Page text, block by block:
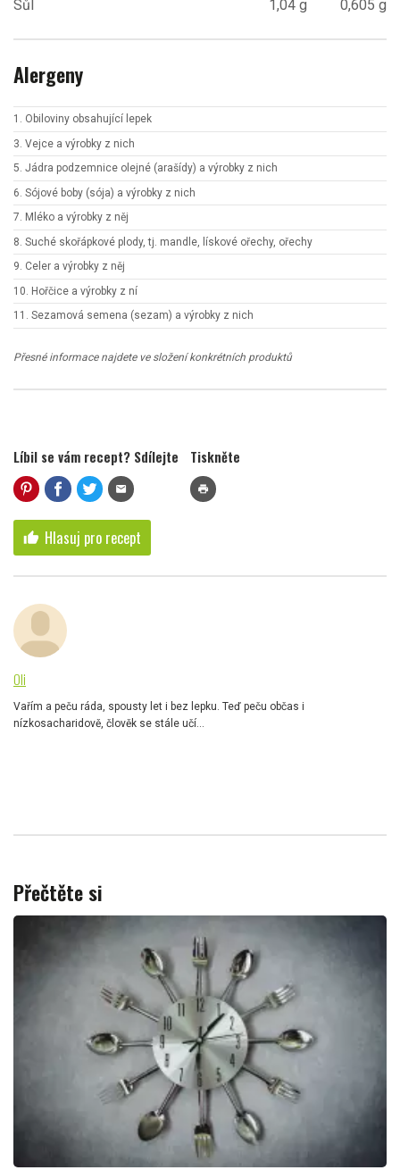
Sůl 1,04 g 0,605 g
Alergeny
1. Obiloviny obsahující lepek
3. Vejce a výrobky z nich
5. Jádra podzemnice olejné (arašídy) a výrobky z nich
6. Sójové boby (sója) a výrobky z nich
7. Mléko a výrobky z něj
8. Suché skořápkové plody, tj. mandle, lískové ořechy, ořechy
9. Celer a výrobky z něj
10. Hořčice a výrobky z ní
11. Sezamová semena (sezam) a výrobky z nich
Přesné informace najdete ve složení konkrétních produktů
Líbil se vám recept? Sdílejte
mail
Tiskněte
print
thumb_up Hlasuj pro recept
Oli
Vařím a peču ráda, spousty let i bez lepku. Teď peču občas i
nízkosacharidově, člověk se stále učí...
Přečtěte si